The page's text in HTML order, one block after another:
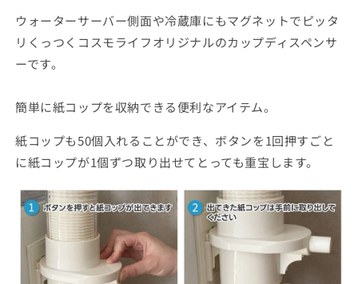
ー
7
オ
ス
ワ
イ
の
数
量
を
減
ー
7
ス
ワ
イ
の
数
量
を
増
ウォーターサーバー側面や冷蔵庫にもマグネットでピッタ
リくっつくコスモライフオリジナルのカップディスペンサ
ーです。
簡単に紙コップを収納できる便利なアイテム。
紙コップも50個入れることができ、ボタンを1回押すごと
に紙コップが1個ずつ取り出せてとっても重宝します。